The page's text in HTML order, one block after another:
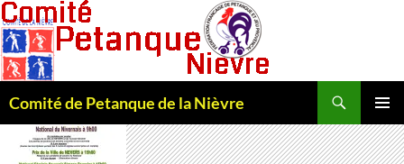
Comité de Petanque de la Nièvre
MENU
CONTENU